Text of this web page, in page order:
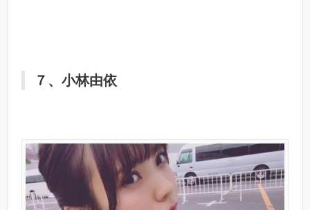
７、小林由依